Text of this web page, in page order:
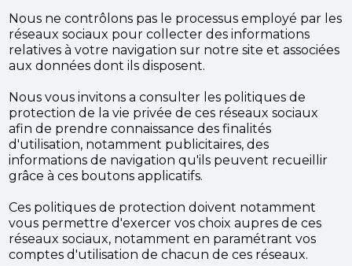
Nous ne contrôlons pas le processus employé par les
réseaux sociaux pour collecter des informations
relatives à votre navigation sur notre site et associées
aux données dont ils disposent.
Nous vous invitons a consulter les politiques de
protection de la vie privée de ces réseaux sociaux
afin de prendre connaissance des finalités
d'utilisation, notamment publicitaires, des
informations de navigation qu'ils peuvent recueillir
grâce à ces boutons applicatifs.
Ces politiques de protection doivent notamment
vous permettre d'exercer vos choix aupres de ces
réseaux sociaux, notamment en paramétrant vos
comptes d'utilisation de chacun de ces réseaux.